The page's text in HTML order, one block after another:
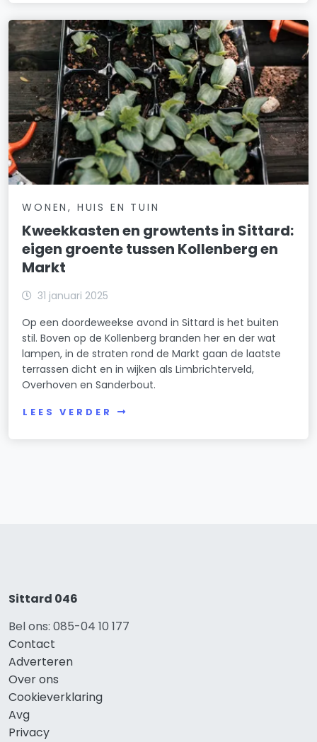
WONEN, HUIS EN TUIN
Kweekkasten en growtents in Sittard:
eigen groente tussen Kollenberg en
Markt
31 januari 2025
Op een doordeweekse avond in Sittard is het buiten
stil. Boven op de Kollenberg branden her en der wat
lampen, in de straten rond de Markt gaan de laatste
terrassen dicht en in wijken als Limbrichterveld,
Overhoven en Sanderbout.
LEES VERDER
Sittard 046
Bel ons: 085-04 10 177
Contact
Adverteren
Over ons
Cookieverklaring
Avg
Privacy